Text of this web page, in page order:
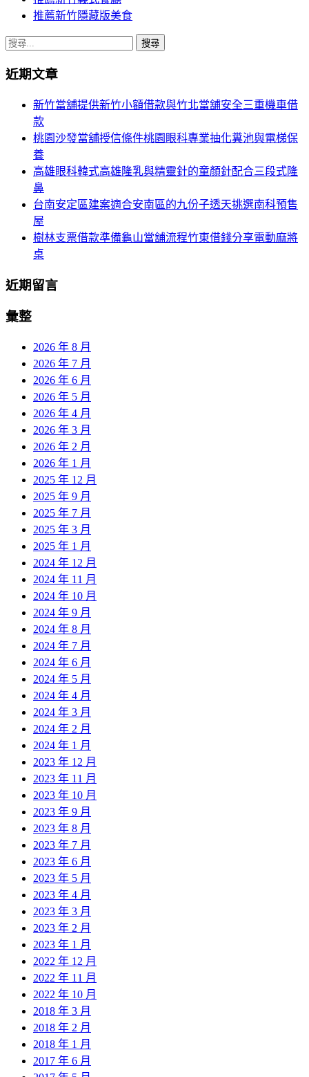
推薦新竹隱藏版美食
搜
關
近期文章
新竹當舖提供新竹小額借款與竹北當舖安全三重機車借
款
桃園沙發當舖授信條件桃園眼科專業抽化糞池與電梯保
養
高雄眼科韓式高雄隆乳與精靈針的童顏針配合三段式隆
鼻
台南安定區建案適合安南區的九份子透天挑選南科預售
屋
樹林支票借款準備龜山當舖流程竹東借錢分享電動麻將
桌
近期留言
彙整
2026 年 8 月
2026 年 7 月
2026 年 6 月
2026 年 5 月
2026 年 4 月
2026 年 3 月
2026 年 2 月
2026 年 1 月
2025 年 12 月
2025 年 9 月
2025 年 7 月
2025 年 3 月
2025 年 1 月
2024 年 12 月
2024 年 11 月
2024 年 10 月
2024 年 9 月
2024 年 8 月
2024 年 7 月
2024 年 6 月
2024 年 5 月
2024 年 4 月
2024 年 3 月
2024 年 2 月
2024 年 1 月
2023 年 12 月
2023 年 11 月
2023 年 10 月
2023 年 9 月
2023 年 8 月
2023 年 7 月
2023 年 6 月
2023 年 5 月
2023 年 4 月
2023 年 3 月
2023 年 2 月
2023 年 1 月
2022 年 12 月
2022 年 11 月
2022 年 10 月
2018 年 3 月
2018 年 2 月
2018 年 1 月
2017 年 6 月